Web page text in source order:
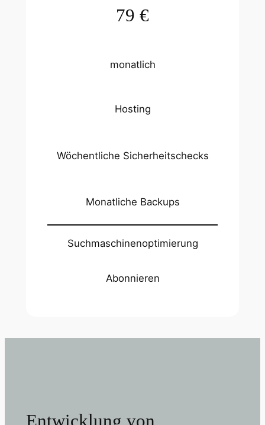
79 €
monatlich
Hosting
Wöchentliche Sicherheitschecks
Monatliche Backups
Suchmaschinenoptimierung
Abonnieren
Entwicklung von